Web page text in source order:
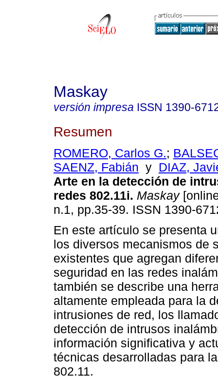
Maskay
versión impresa ISSN 1390-
Resumen
ROMERO, Carlos G.;
SAENZ, Fabián y DIAZ,
Arte en la detección de
redes 802.11i. Maskay
n.1, pp.35-39. ISSN 1390-
En este artículo se presenta
los diversos mecanismos de
existentes que agregan
seguridad en las redes
también se describe una
altamente empleada para la
intrusiones de red, los
detección de intrusos
información significativa y
técnicas desarrolladas para
802.11.